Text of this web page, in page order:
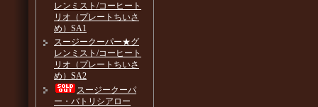
レンミスト/コーヒート
リオ（プレートちいさ
め）SA1
スージークーパー★グ
レンミスト/コーヒート
リオ（プレートちいさ
め）SA2
スージークーパ
ー・パトリシアロー